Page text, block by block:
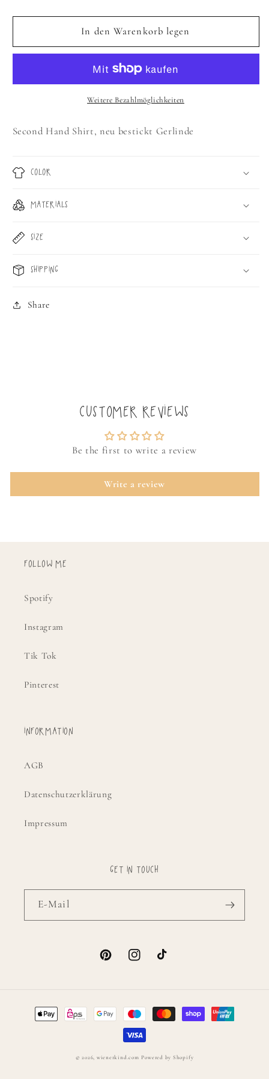
die
Menge
OPTIMIST
die
Menge
für
OPTIMIST
In den Warenkorb legen
Weitere Bezahlmöglichkeiten
Second Hand Shirt, neu bestickt Gerlinde
COLOR
MATERIALS
SIZE
SHIPPING
Share
CUSTOMER REVIEWS
Be the first to write a review
Write a review
FOLLOW ME
Spotify
Instagram
Tik Tok
Pinterest
INFORMATION
AGB
Datenschutzerklärung
Impressum
GET IN TOUCH
E-Mail
PinterestInstagramTikTok
Zahlungsmethoden
© 2026, wienerkind.com Powered by Shopify